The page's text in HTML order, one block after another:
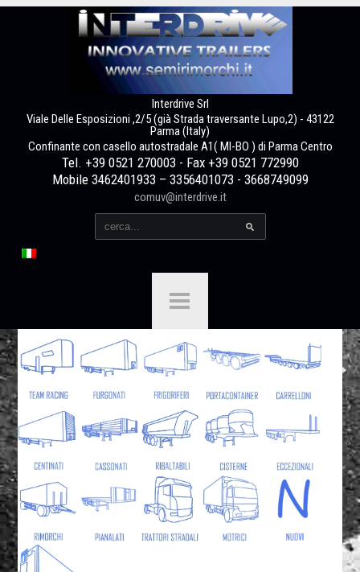
Interdrive Srl
Viale Delle Esposizioni ,2/5 (già Strada traversante Lupo,2) - 43122
Parma (Italy)
Confinante con casello autostradale A1( MI-BO ) di Parma Centro
Tel. +39 0521 270003 - Fax +39 0521 772990
Mobile 3462401933 – 3356401073 - 3668749099
comuv@interdrive.it